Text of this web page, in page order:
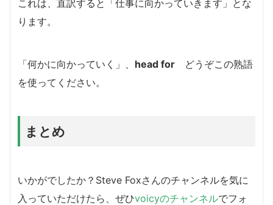
これは、直訳すると「仕事に向かっていきます」とな
ります。
「何かに向かっていく」、 head for どうぞこの熟語
を使ってください。
まとめ
いかがでしたか？Steve Foxさんのチャンネルを気に
入っていただけたら、ぜひvoicyのチャンネルでフォ